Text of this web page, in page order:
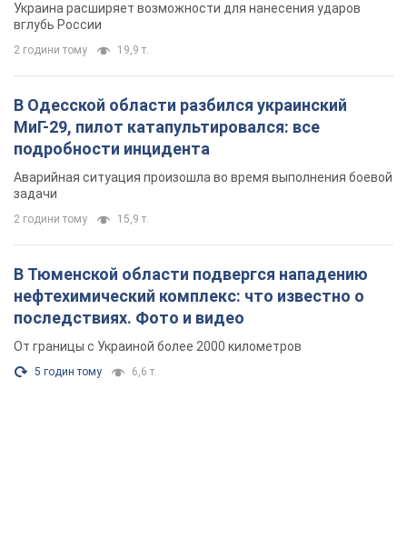
Украина расширяет возможности для нанесения ударов
вглубь России
2 години тому 19,9 т.
В Одесской области разбился украинский
МиГ-29, пилот катапультировался: все
подробности инцидента
Аварийная ситуация произошла во время выполнения боевой
задачи
2 години тому 15,9 т.
В Тюменской области подвергся нападению
нефтехимический комплекс: что известно о
последствиях. Фото и видео
От границы с Украиной более 2000 километров
5 годин тому 6,6 т.